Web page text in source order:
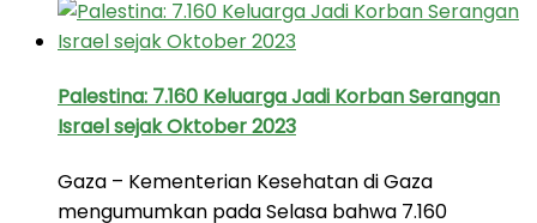
Palestina: 7.160 Keluarga Jadi Korban Serangan
Israel sejak Oktober 2023
Gaza – Kementerian Kesehatan di Gaza
mengumumkan pada Selasa bahwa 7.160